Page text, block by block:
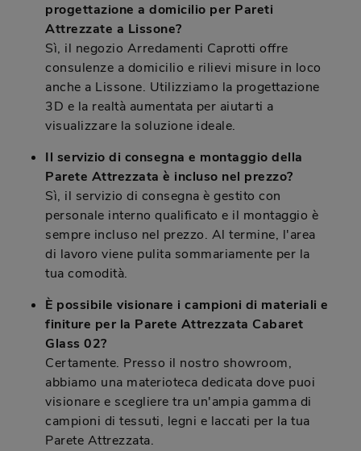
progettazione a domicilio per Pareti
Attrezzate a Lissone?
Sì, il negozio Arredamenti Caprotti offre
consulenze a domicilio e rilievi misure in loco
anche a Lissone. Utilizziamo la progettazione
3D e la realtà aumentata per aiutarti a
visualizzare la soluzione ideale.
Il servizio di consegna e montaggio della
Parete Attrezzata è incluso nel prezzo?
Sì, il servizio di consegna è gestito con
personale interno qualificato e il montaggio è
sempre incluso nel prezzo. Al termine, l'area
di lavoro viene pulita sommariamente per la
tua comodità.
È possibile visionare i campioni di materiali e
finiture per la Parete Attrezzata Cabaret
Glass 02?
Certamente. Presso il nostro showroom,
abbiamo una materioteca dedicata dove puoi
visionare e scegliere tra un'ampia gamma di
campioni di tessuti, legni e laccati per la tua
Parete Attrezzata.